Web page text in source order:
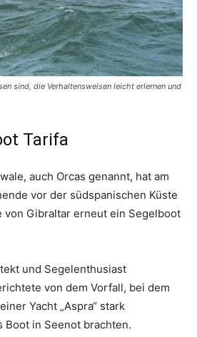
sind, die Verhaltensweisen leicht erlernen und
Tarifa
auch Orcas genannt, hat am
vor der südspanischen Küste
von Gibraltar erneut ein Segelboot
und Segelenthusiast
von dem Vorfall, bei dem
Yacht „Aspra“ stark
Boot in Seenot brachten.